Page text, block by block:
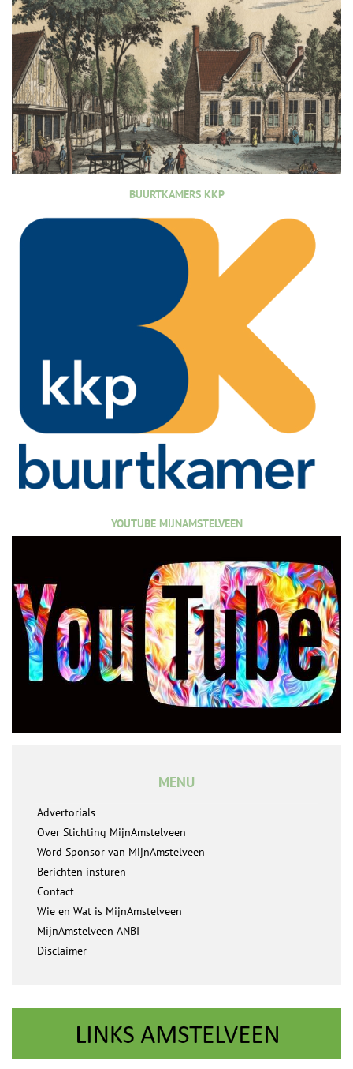
BUURTKAMERS KKP
YOUTUBE MIJNAMSTELVEEN
MENU
Advertorials
Over Stichting MijnAmstelveen
Word Sponsor van MijnAmstelveen
Berichten insturen
Contact
Wie en Wat is MijnAmstelveen
MijnAmstelveen ANBI
Disclaimer